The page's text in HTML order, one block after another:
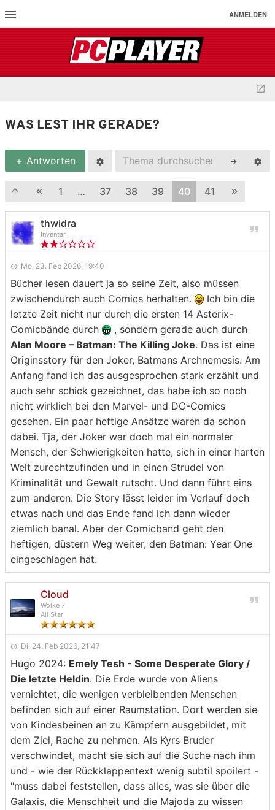
ANMELDEN
WAS LEST IHR GERADE?
Antworten
1 … 37 38 39 40 41
thwidra
Inventar
Mo, 23. Feb 2026, 19:40
Bücher lesen dauert ja so seine Zeit, also müssen
zwischendurch auch Comics herhalten.
Ich bin die
letzte Zeit nicht nur durch die ersten 14 Asterix-
Comicbände durch
, sondern gerade auch durch
Alan Moore – Batman: The Killing Joke. Das ist eine
Originsstory für den Joker, Batmans Archnemesis. Am
Anfang fand ich das ausgesprochen stark erzählt und
auch sehr schick gezeichnet, das habe ich so noch
nicht wirklich bei den Marvel- und DC-Comics
gesehen. Ein paar heftige Ansätze waren da schon
dabei. Tja, der Joker war doch mal ein normaler
Mensch, der Schwierigkeiten hatte, sich in einer harten
Welt zurechtzufinden und in einen Strudel von
Kriminalität und Gewalt rutscht. Und dann führt eins
zum anderen. Die Story lässt leider im Verlauf doch
etwas nach und das Ende fand ich dann wieder
ziemlich banal. Aber der Comicband geht den
heftigen, düstern Weg weiter, den Batman: Year One
eingeschlagen hat.
Cloud
Wolke 7
All Star
Di, 24. Feb 2026, 21:47
Hugo 2024: Emely Tesh - Some Desperate Glory /
Die letzte Heldin. Die Erde wurde von Aliens
vernichtet, die wenigen verbleibenden Menschen
befinden sich auf einer Raumstation. Dort werden sie
von Kindesbeinen an zu Kämpfern ausgebildet, mit
dem Ziel, Rache zu nehmen. Als Kyrs Bruder
verschwindet, macht sie sich auf die Suche nach ihm
und - wie der Rückklappentext wenig subtil spoilert -
"muss dabei feststellen, dass alles, was sie über die
Galaxis, die Menschheit und die Majoda zu wissen